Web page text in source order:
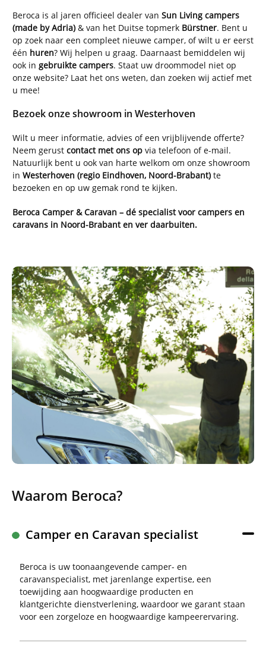
Beroca is al jaren officieel dealer van Sun Living campers
(made by Adria)& van het Duitse topmerk Bürstner. Bent u
op zoek naar een compleet nieuwe camper, of wilt u er eerst
één huren? Wij helpen u graag. Daarnaast bemiddelen wij
ook in gebruikte campers. Staat uw droommodel niet op
onze website? Laat het ons weten, dan zoeken wij actief met
u mee!
Bezoek onze showroom in Westerhoven
Wilt u meer informatie, advies of een vrijblijvende offerte?
Neem gerust contact met ons opvia telefoon of e-mail.
Natuurlijk bent u ook van harte welkom om onze showroom
in Westerhoven (regio Eindhoven, Noord-Brabant)te
bezoeken en op uw gemak rond te kijken.
Beroca Camper & Caravan – dé specialist voor campers en
caravans in Noord-Brabant en ver daarbuiten.
Waarom Beroca?
Camper en Caravan specialist
Beroca is uw toonaangevende camper- en
caravanspecialist, met jarenlange expertise, een
toewijding aan hoogwaardige producten en
klantgerichte dienstverlening, waardoor we garant staan
voor een zorgeloze en hoogwaardige kampeerervaring.